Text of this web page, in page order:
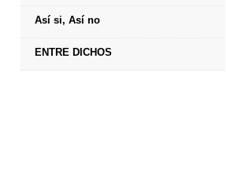
Así si, Así no
ENTRE DICHOS